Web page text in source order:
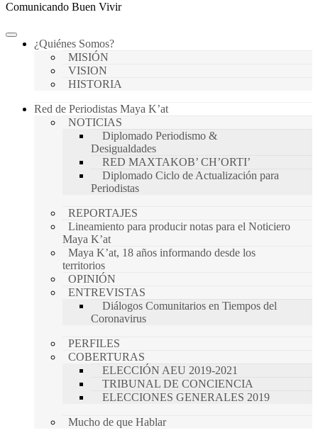
Comunicando Buen Vivir
¿Quiénes Somos?
MISIÓN
VISION
HISTORIA
Red de Periodistas Maya K’at
NOTICIAS
Diplomado Periodismo &
Desigualdades
RED MAXTAKOB’ CH’ORTI’
Diplomado Ciclo de Actualización para
Periodistas
REPORTAJES
Lineamiento para producir notas para el Noticiero
Maya K’at
Maya K’at, 18 años informando desde los
territorios
OPINIÓN
ENTREVISTAS
Diálogos Comunitarios en Tiempos del
Coronavirus
PERFILES
COBERTURAS
ELECCIÓN AEU 2019-2021
TRIBUNAL DE CONCIENCIA
ELECCIONES GENERALES 2019
Mucho de que Hablar